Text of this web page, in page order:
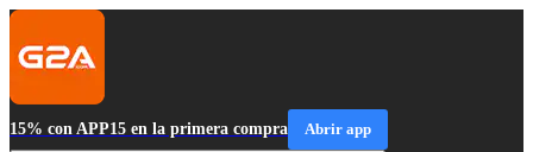
15% con APP15 en la primera compra Abrir app